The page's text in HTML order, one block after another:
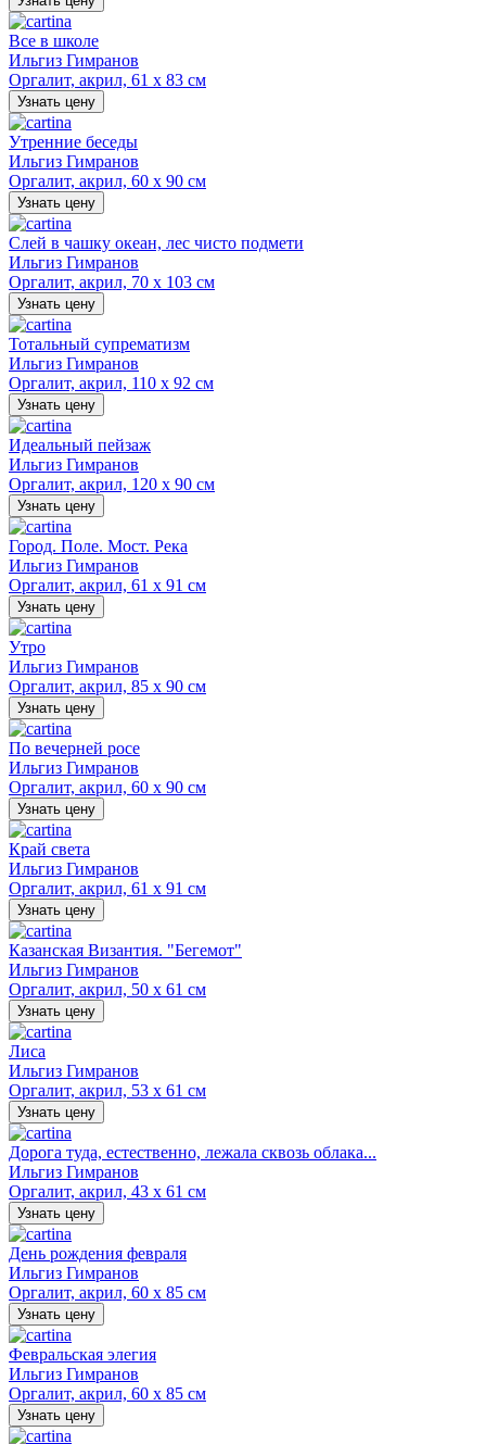
Все в школе
Ильгиз Гимранов
Оргалит, акрил, 61 х 83 см
Узнать цену
Утренние беседы
Ильгиз Гимранов
Оргалит, акрил, 60 х 90 см
Узнать цену
Слей в чашку океан, лес чисто подмети
Ильгиз Гимранов
Оргалит, акрил, 70 х 103 см
Узнать цену
Тотальный супрематизм
Ильгиз Гимранов
Оргалит, акрил, 110 х 92 см
Узнать цену
Идеальный пейзаж
Ильгиз Гимранов
Оргалит, акрил, 120 х 90 см
Узнать цену
Город. Поле. Мост. Река
Ильгиз Гимранов
Оргалит, акрил, 61 х 91 см
Узнать цену
Утро
Ильгиз Гимранов
Оргалит, акрил, 85 х 90 см
Узнать цену
По вечерней росе
Ильгиз Гимранов
Оргалит, акрил, 60 х 90 см
Узнать цену
Край света
Ильгиз Гимранов
Оргалит, акрил, 61 х 91 см
Узнать цену
Казанская Византия. "Бегемот"
Ильгиз Гимранов
Оргалит, акрил, 50 х 61 см
Узнать цену
Лиса
Ильгиз Гимранов
Оргалит, акрил, 53 х 61 см
Узнать цену
Дорога туда, естественно, лежала сквозь облака...
Ильгиз Гимранов
Оргалит, акрил, 43 х 61 см
Узнать цену
День рождения февраля
Ильгиз Гимранов
Оргалит, акрил, 60 х 85 см
Узнать цену
Февральская элегия
Ильгиз Гимранов
Оргалит, акрил, 60 х 85 см
Узнать цену